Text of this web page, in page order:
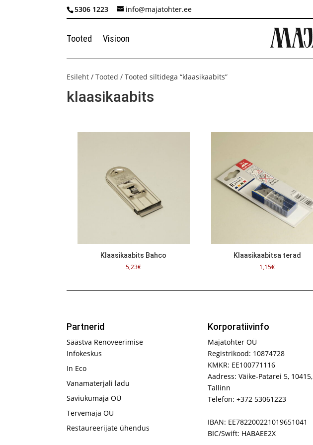
5306 1223 info@majatohter.ee
Tooted Visioon
Esileht /Tooted / Tooted siltidega “klaasikaabits”
klaasikaabits
Klaasikaabits Bahco
5,23€
Klaasikaabitsa terad
1,15€
Partnerid
Säästva Renoveerimise
Infokeskus
In Eco
Vanamaterjali ladu
Saviukumaja OÜ
Tervemaja OÜ
Restaureerijate ühendus
Korporatiivinfo
Majatohter OÜ
Registrikood: 10874728
KMKR: EE100771116
Aadress: Väike-Patarei 5, 10415,
Tallinn
Telefon: +372 53061223
IBAN: EE782200221019651041
BIC/Swift: HABAEE2X